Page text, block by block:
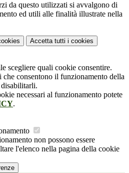
da questo utilizzati si avvalgono di
ed utili alle finalità illustrate nella
Accetta tutti i cookies
scegliere quali cookie consentire.
consentono il funzionamento della
necessari al funzionamento potete
.
non possono essere
l'elenco nella pagina della cookie